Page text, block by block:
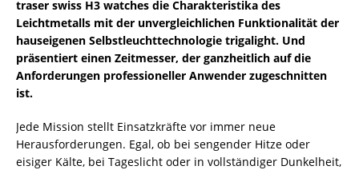
traser swiss H3 watches die Charakteristika des
Leichtmetalls mit der unvergleichlichen Funktionalität der
hauseigenen Selbstleuchttechnologie trigalight. Und
präsentiert einen Zeitmesser, der ganzheitlich auf die
Anforderungen professioneller Anwender zugeschnitten
ist.
Jede Mission stellt Einsatzkräfte vor immer neue
Herausforderungen. Egal, ob bei sengender Hitze oder
eisiger Kälte, bei Tageslicht oder in vollständiger Dunkelheit,